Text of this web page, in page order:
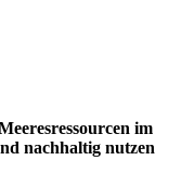
im
nach­hal­tig nut­zen